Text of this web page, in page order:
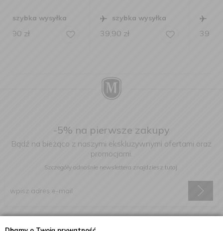
szybka wysyłka
39,90
szybka wysyłka
39,90
-5% na pierwsze zakupy
Bądź na bieżąco z naszymi ekskluzywnymi ofertami oraz
promocjami.
Szczegóły odnośnie newslettera znajdziesz tutaj.